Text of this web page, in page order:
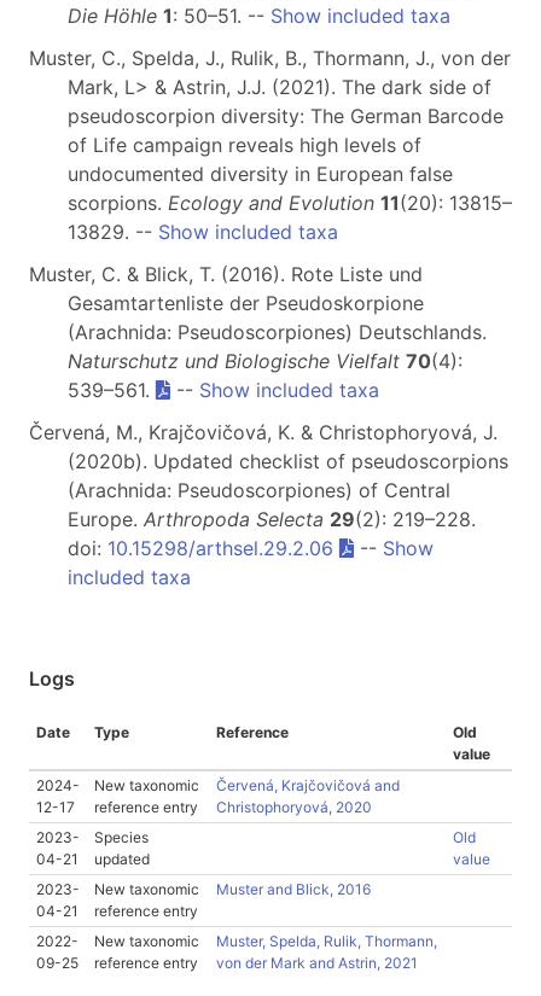
Die Höhle 1: 50–51. -- Show included taxa
Muster, C., Spelda, J., Rulik, B., Thormann, J., von der
Mark, L> & Astrin, J.J. (2021). The dark side of
pseudoscorpion diversity: The German Barcode
of Life campaign reveals high levels of
undocumented diversity in European false
scorpions. Ecology and Evolution 11(20): 13815–
13829. -- Show included taxa
Muster, C. & Blick, T. (2016). Rote Liste und
Gesamtartenliste der Pseudoskorpione
(Arachnida: Pseudoscorpiones) Deutschlands.
Naturschutz und Biologische Vielfalt 70(4):
539–561.
-- Show included taxa
Červená, M., Krajčovičová, K. & Christophoryová, J.
(2020b). Updated checklist of pseudoscorpions
(Arachnida: Pseudoscorpiones) of Central
Europe. Arthropoda Selecta 29(2): 219–228.
doi: 10.15298/arthsel.29.2.06 -- Show
included taxa
Logs
Date Type Reference
Old
value
2024-
12-17
New taxonomic
reference entry
Červená, Krajčovičová and
Christophoryová, 2020
2023-
04-21
Species
updated
Old
value
2023-
04-21
New taxonomic
reference entry
Muster and Blick, 2016
2022-
09-25
New taxonomic
reference entry
Muster, Spelda, Rulik, Thormann,
von der Mark and Astrin, 2021